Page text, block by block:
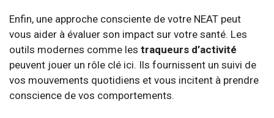
Enfin, une approche consciente de votre NEAT peut
vous aider à évaluer son impact sur votre santé. Les
outils modernes comme les traqueurs d’activité
peuvent jouer un rôle clé ici. Ils fournissent un suivi de
vos mouvements quotidiens et vous incitent à prendre
conscience de vos comportements.